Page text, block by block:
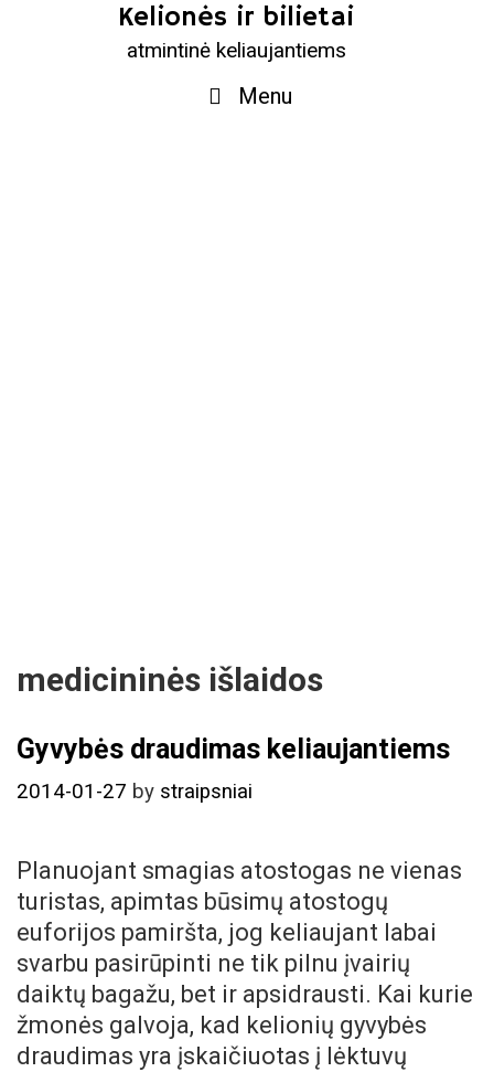
Kelionės ir bilietai
atmintinė keliaujantiems
Menu
medicininės išlaidos
Gyvybės draudimas keliaujantiems
2014-01-27 by straipsniai
Planuojant smagias atostogas ne vienas
turistas, apimtas būsimų atostogų
euforijos pamiršta, jog keliaujant labai
svarbu pasirūpinti ne tik pilnu įvairių
daiktų bagažu, bet ir apsidrausti. Kai kurie
žmonės galvoja, kad kelionių gyvybės
draudimas yra įskaičiuotas į lėktuvų